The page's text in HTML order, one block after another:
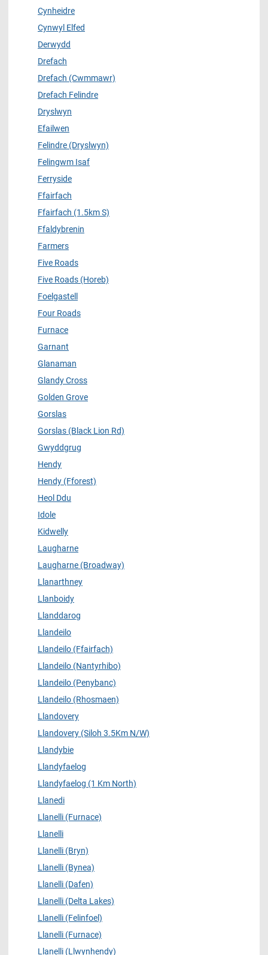
Cynheidre
Cynwyl Elfed
Derwydd
Drefach
Drefach (Cwmmawr)
Drefach Felindre
Dryslwyn
Efailwen
Felindre (Dryslwyn)
Felingwm Isaf
Ferryside
Ffairfach
Ffairfach (1.5km S)
Ffaldybrenin
Farmers
Five Roads
Five Roads (Horeb)
Foelgastell
Four Roads
Furnace
Garnant
Glanaman
Glandy Cross
Golden Grove
Gorslas
Gorslas (Black Lion Rd)
Gwyddgrug
Hendy
Hendy (Fforest)
Heol Ddu
Idole
Kidwelly
Laugharne
Laugharne (Broadway)
Llanarthney
Llanboidy
Llanddarog
Llandeilo
Llandeilo (Ffairfach)
Llandeilo (Nantyrhibo)
Llandeilo (Penybanc)
Llandeilo (Rhosmaen)
Llandovery
Llandovery (Siloh 3.5Km N/W)
Llandybie
Llandyfaelog
Llandyfaelog (1 Km North)
Llanedi
Llanelli (Furnace)
Llanelli
Llanelli (Bryn)
Llanelli (Bynea)
Llanelli (Dafen)
Llanelli (Delta Lakes)
Llanelli (Felinfoel)
Llanelli (Furnace)
Llanelli (Llwynhendy)